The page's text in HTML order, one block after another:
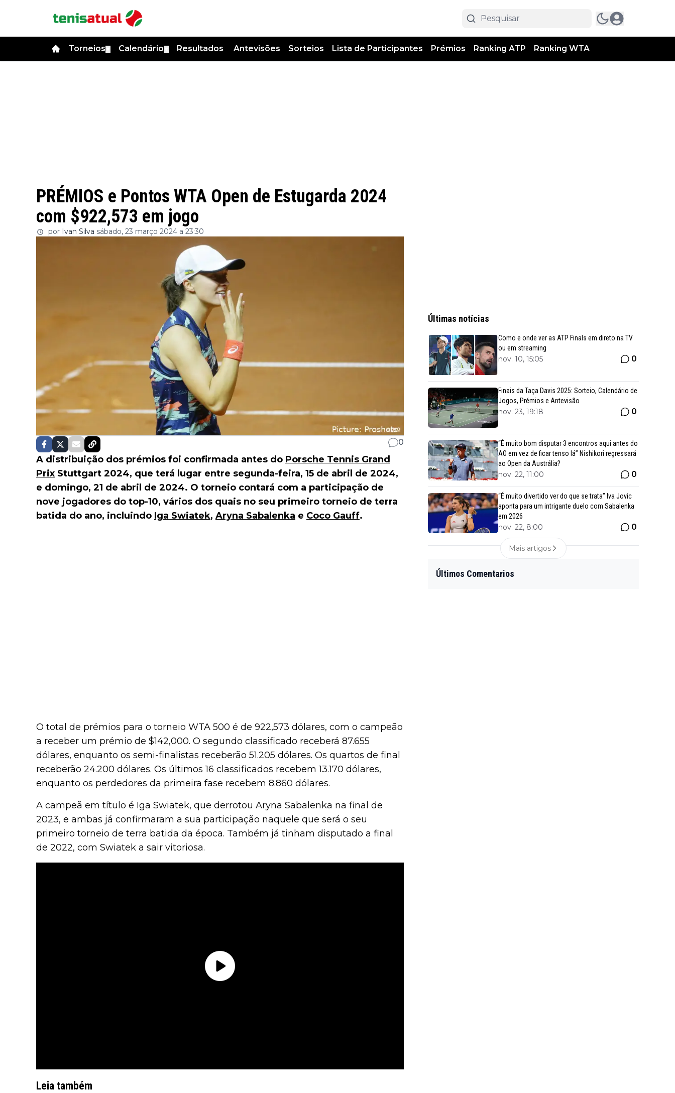
Torneios Calendário Resultados Antevisões Sorteios Lista de Participantes Prémios Ranking ATP Ranking WTA
PRÉMIOS e Pontos WTA Open de Estugarda 2024
com $922,573 em jogo
por Ivan Silva sábado, 23 março 2024 a 23:30
0
A distribuição dos prémios foi confirmada antes do Porsche Tennis Grand
Prix Stuttgart 2024, que terá lugar entre segunda-feira, 15 de abril de 2024,
e domingo, 21 de abril de 2024. O torneio contará com a participação de
nove jogadores do top-10, vários dos quais no seu primeiro torneio de terra
batida do ano, incluindo Iga Swiatek, Aryna Sabalenka e Coco Gauff.
O total de prémios para o torneio WTA 500 é de 922,573 dólares, com o campeão
a receber um prémio de $142,000. O segundo classificado receberá 87.655
dólares, enquanto os semi-finalistas receberão 51.205 dólares. Os quartos de final
receberão 24.200 dólares. Os últimos 16 classificados recebem 13.170 dólares,
enquanto os perdedores da primeira fase recebem 8.860 dólares.
A campeã em título é Iga Swiatek, que derrotou Aryna Sabalenka na final de
2023, e ambas já confirmaram a sua participação naquele que será o seu
primeiro torneio de terra batida da época. Também já tinham disputado a final
de 2022, com Swiatek a sair vitoriosa.
Leia também
Últimas notícias
Como e onde ver as ATP Finals em direto na TV
ou em streaming
nov. 10, 15:05 0
Finais da Taça Davis 2025: Sorteio, Calendário de
Jogos, Prémios e Antevisão
nov. 23, 19:18 0
“É muito bom disputar 3 encontros aqui antes do
AO em vez de ficar tenso lá” Nishikori regressará
ao Open da Austrália?
nov. 22, 11:00 0
“É muito divertido ver do que se trata” Iva Jovic
aponta para um intrigante duelo com Sabalenka
em 2026
nov. 22, 8:00 0
Mais artigos
Últimos Comentarios